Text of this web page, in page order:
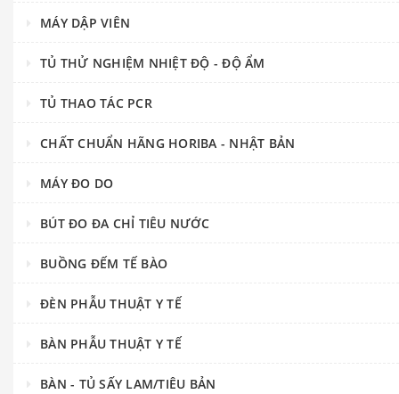
MÁY DẬP VIÊN
TỦ THỬ NGHIỆM NHIỆT ĐỘ - ĐỘ ẨM
TỦ THAO TÁC PCR
CHẤT CHUẨN HÃNG HORIBA - NHẬT BẢN
MÁY ĐO DO
BÚT ĐO ĐA CHỈ TIÊU NƯỚC
BUỒNG ĐẾM TẾ BÀO
ĐÈN PHẪU THUẬT Y TẾ
BÀN PHẪU THUẬT Y TẾ
BÀN - TỦ SẤY LAM/TIÊU BẢN